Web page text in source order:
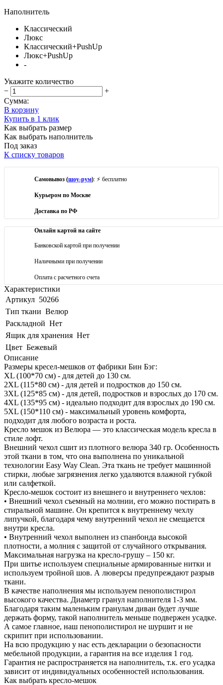
Наполнитель
Классический
Люкс
Классический+PushUp
Люкс+PushUp
-
Укажите количество
−
+
Сумма:
В корзину
Купить в 1 клик
Как выбрать размер
Как выбрать наполнитель
Под заказ
К списку товаров
Самовывоз (шоу-рум): ⚡ бесплатно
Курьером по Москве
Доставка по РФ
Онлайн картой на сайте
Банковской картой при получении
Наличными при получении
Оплата с расчетного счета
Характеристики
Артикул 50266
Тип ткани Велюр
Раскладной Нет
Ящик для хранения Нет
Цвет Бежевый
Описание
Размеры кресел-мешков от фабрики Бин Бэг:
XL (100*70 см) - для детей до 130 см.
2XL (115*80 см) - для детей и подростков до 150 см.
3XL (125*85 см) - для детей, подростков и взрослых до 170 см.
4XL (135*95 см) - идеально подходит для взрослых до 190 см.
5XL (150*110 см) - максимальный уровень комфорта,
подходит для любого возраста и роста.
Кресло мешок из Велюра — это классическая модель кресла в
стиле лофт.
Внешний чехол сшит из плотного велюра 340 гр. Особенность
этой ткани в том, что она выполнена по уникальной
технологии Easy Way Clean. Эта ткань не требует машинной
стирки, любые загрязнения легко удаляются влажной губкой
или салфеткой.
Кресло-мешок состоит из внешнего и внутреннего чехлов:
• Внешний чехол съемный на молнии, его можно постирать в
стиральной машине. Он крепится к внутреннему чехлу
липучкой, благодаря чему внутренний чехол не смещается
внутри кресла.
• Внутренний чехол выполнен из спанбонда высокой
плотности, а молния с защитой от случайного открывания.
Максимальная нагрузка на кресло-грушу – 150 кг.
При шитье используем специальные армированные нитки и
используем тройной шов. А люверсы предупреждают разрыв
ткани.
В качестве наполнения мы используем пенополистирол
высокого качества. Диаметр гранул наполнителя 1-3 мм.
Благодаря таким маленьким гранулам диван будет лучше
держать форму, такой наполнитель меньше подвержен усадке.
А самое главное, наш пенополистирол не шуршит и не
скрипит при использовании.
На всю продукцию у нас есть декларации о безопасности
мебельной продукции, а гарантия на все изделия 1 год.
Гарантия не распространяется на наполнитель, т.к. его усадка
зависит от индивидуальных особенностей использования.
Как выбрать кресло-мешок